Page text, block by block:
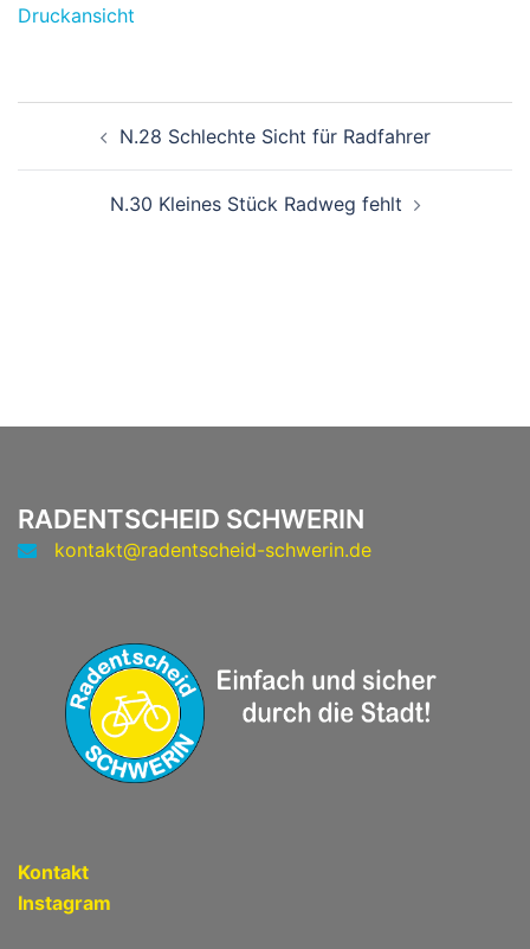
Druckansicht
N.28 Schlechte Sicht für Radfahrer
N.30 Kleines Stück Radweg fehlt
RADENTSCHEID SCHWERIN
kontakt@radentscheid-schwerin.de
Kontakt
Instagram